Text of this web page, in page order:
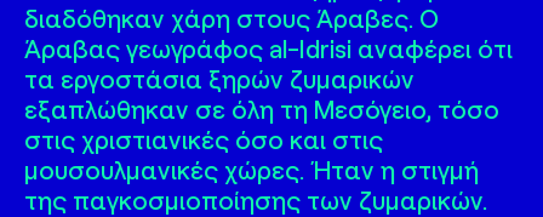
διαδόθηκαν χάρη στους Άραβες. Ο
Άραβας γεωγράφος al-Idrisi αναφέρει ότι
τα εργοστάσια ξηρών ζυμαρικών
εξαπλώθηκαν σε όλη τη Μεσόγειο, τόσο
στις χριστιανικές όσο και στις
μουσουλμανικές χώρες. Ήταν η στιγμή
της παγκοσμιοποίησης των ζυμαρικών.